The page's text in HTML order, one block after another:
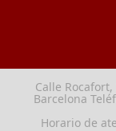
Calle
Barcelona
Horario de